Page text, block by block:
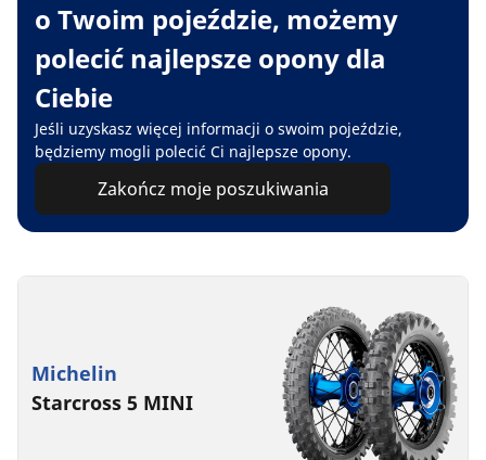
o Twoim pojeździe, możemy
polecić najlepsze opony dla
Ciebie
Jeśli uzyskasz więcej informacji o swoim pojeździe,
będziemy mogli polecić Ci najlepsze opony.
Zakończ moje poszukiwania
Michelin
Starcross 5 MINI